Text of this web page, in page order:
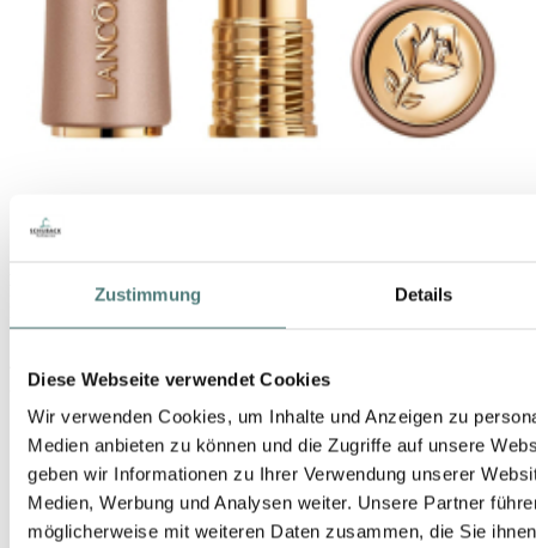
Zustimmung Details
Diese Webseite verwendet Cookies
Wir verwenden Cookies, um Inhalte und Anzeigen zu
Medien anbieten zu können und die Zugriffe auf unsere
geben wir Informationen zu Ihrer Verwendung unserer
Medien, Werbung und Analysen weiter. Unsere Partner
möglicherweise mit weiteren Daten zusammen, die Sie
L'Absolu Rouge Intimatte
Lipstick
3,4 g (13,82 € / 1 g)